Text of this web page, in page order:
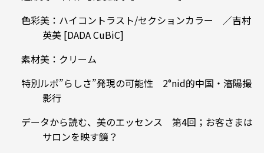
色彩美：ハイコントラスト/セクションカラー ／吉村
英美 [DADA CuBiC]
素材美：クリーム
特別ルポ”らしさ”発現の可能性 2°nid的中国・瀋陽撮
影行
データから読む、美のエッセンス 第4回；お客さまは
サロンを映す鏡？